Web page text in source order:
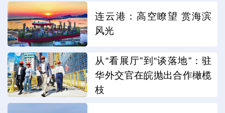
连云港：高空瞭望 赏海滨
风光
从“看展厅”到“谈落地”：驻
华外交官在皖抛出合作橄榄
枝